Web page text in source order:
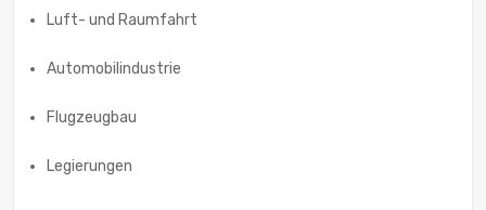
Luft- und Raumfahrt
Automobilindustrie
Flugzeugbau
Legierungen